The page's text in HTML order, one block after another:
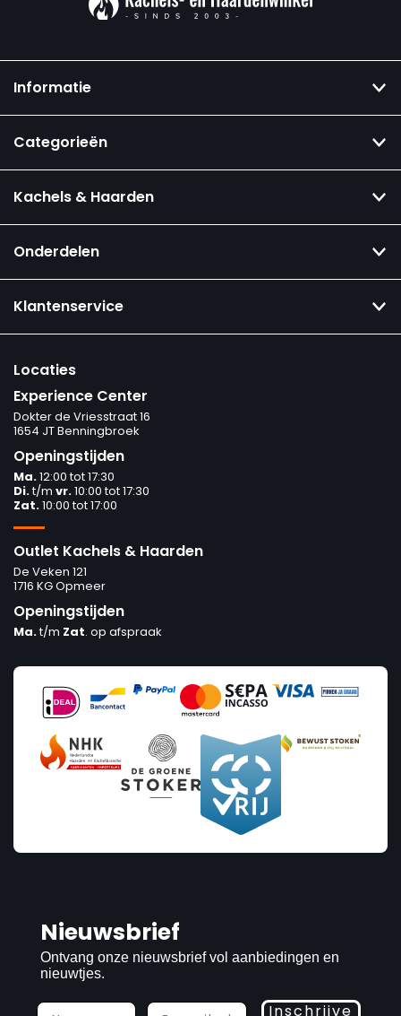
Informatie
Categorieën
Kachels & Haarden
Onderdelen
Klantenservice
Locaties
Experience Center
Dokter de Vriesstraat 16
1654 JT Benningbroek
Openingstijden
Ma.12:00 tot 17:30
Di.t/m vr.10:00 tot 17:30
Zat.10:00 tot 17:00
Outlet Kachels & Haarden
De Veken 121
1716 KG Opmeer
Openingstijden
Ma.t/m Zat. op afspraak
Nieuwsbrief
Ontvang onze nieuwsbrief vol aanbiedingen en
nieuwtjes.
Inschrijve